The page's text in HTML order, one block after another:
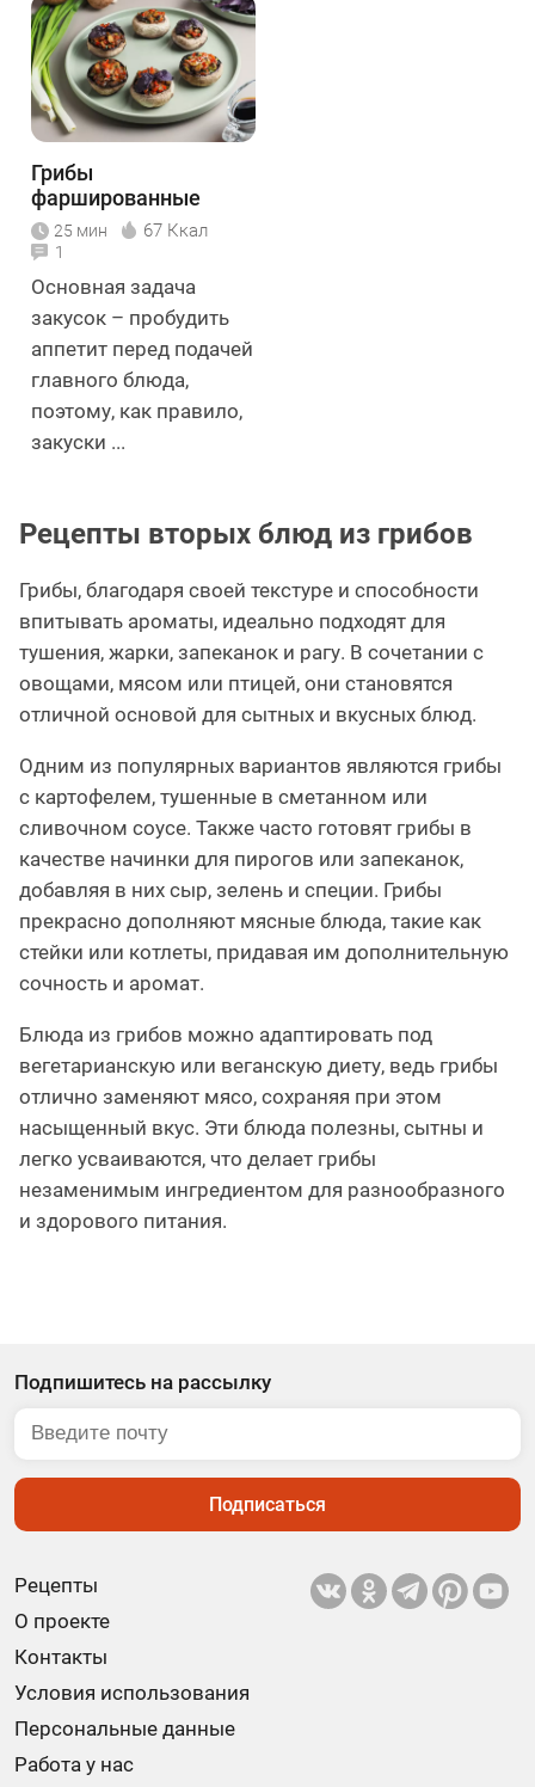
Грибы
фаршированные
овощами
25 мин 67 Ккал
1
Основная задача
закусок – пробудить
аппетит перед подачей
главного блюда,
поэтому, как правило,
закуски ...
Рецепты вторых блюд из грибов
Грибы, благодаря своей текстуре и способности
впитывать ароматы, идеально подходят для
тушения, жарки, запеканок и рагу. В сочетании с
овощами, мясом или птицей, они становятся
отличной основой для сытных и вкусных блюд.
Одним из популярных вариантов являются грибы
с картофелем, тушенные в сметанном или
сливочном соусе. Также часто готовят грибы в
качестве начинки для пирогов или запеканок,
добавляя в них сыр, зелень и специи. Грибы
прекрасно дополняют мясные блюда, такие как
стейки или котлеты, придавая им дополнительную
сочность и аромат.
Блюда из грибов можно адаптировать под
вегетарианскую или веганскую диету, ведь грибы
отлично заменяют мясо, сохраняя при этом
насыщенный вкус. Эти блюда полезны, сытны и
легко усваиваются, что делает грибы
незаменимым ингредиентом для разнообразного
и здорового питания.
Рецепты
О проекте
Контакты
Условия использования
Персональные данные
Работа у нас
Подпишитесь на рассылку
Подписаться